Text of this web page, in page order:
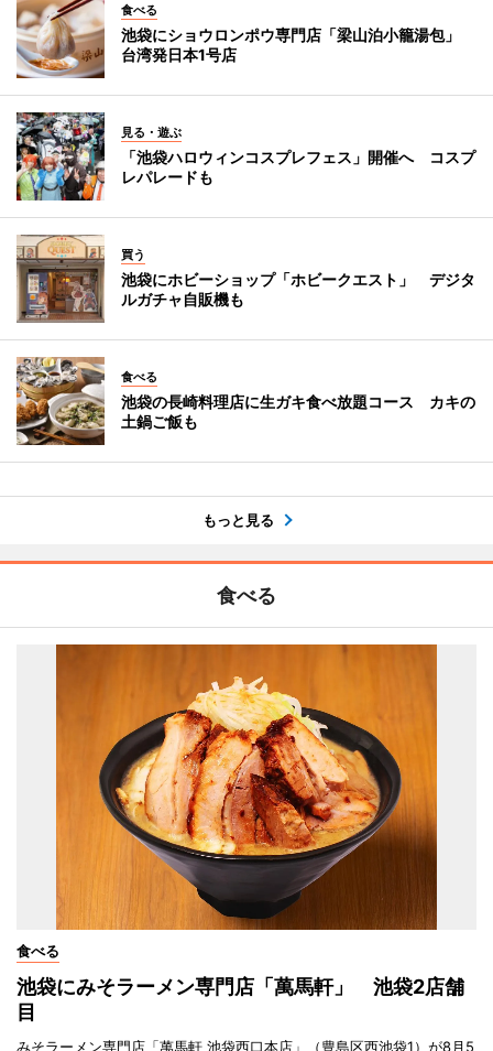
食べる
池袋にショウロンポウ専門店「梁山泊小籠湯包」
台湾発日本1号店
見る・遊ぶ
「池袋ハロウィンコスプレフェス」開催へ コスプ
レパレードも
買う
池袋にホビーショップ「ホビークエスト」 デジタ
ルガチャ自販機も
食べる
池袋の長崎料理店に生ガキ食べ放題コース カキの
土鍋ご飯も
もっと見る
食べる
食べる
池袋にみそラーメン専門店「萬馬軒」 池袋2店舗
目
みそラーメン専門店「萬馬軒 池袋西口本店」（豊島区西池袋1）が8月5